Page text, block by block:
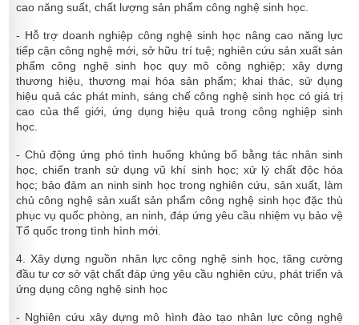
cao năng suất, chất lượng sản phẩm công nghệ sinh học.
- Hỗ trợ doanh nghiệp công nghệ sinh học nâng cao năng lực
tiếp cận công nghệ mới, sở hữu trí tuệ; nghiên cứu sản xuất sản
phẩm công nghệ sinh học quy mô công nghiệp; xây dựng
thương hiệu, thương mại hóa sản phẩm; khai thác, sử dụng
hiệu quả các phát minh, sáng chế công nghệ sinh học có giá trị
cao của thế giới, ứng dụng hiệu quả trong công nghiệp sinh
học.
- Chủ động ứng phó tình huống khủng bố bằng tác nhân sinh
học, chiến tranh sử dụng vũ khí sinh học; xử lý chất độc hóa
học; bảo đảm an ninh sinh học trong nghiên cứu, sản xuất, làm
chủ công nghệ sản xuất sản phẩm công nghệ sinh học đặc thù
phục vụ quốc phòng, an ninh, đáp ứng yêu cầu nhiệm vụ bảo vệ
Tổ quốc trong tình hình mới.
4. Xây dựng nguồn nhân lực công nghệ sinh học, tăng cường
đầu tư cơ sở vật chất đáp ứng yêu cầu nghiên cứu, phát triển và
ứng dụng công nghệ sinh học
- Nghiên cứu xây dựng mô hình đào tạo nhân lực công nghệ